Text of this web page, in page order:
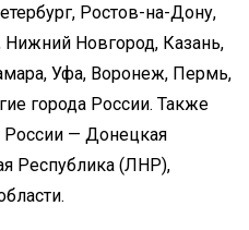
Ростов-на-Дону,
Нижний Новгород, Казань,
Уфа, Воронеж, Пермь,
города России. Также
России — Донецкая
Республика (ЛНР),